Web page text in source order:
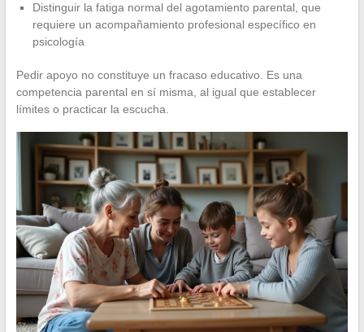
Distinguir la fatiga normal del agotamiento parental, que
requiere un acompañamiento profesional específico en
psicología
Pedir apoyo no constituye un fracaso educativo. Es una
competencia parental en sí misma, al igual que establecer
límites o practicar la escucha.